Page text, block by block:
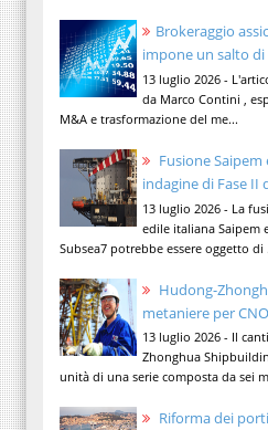
Brokeraggio
impone un salto
13 luglio 2026 -
da Marco Contini ,
M&A e trasformazione del me...
Fusione Saipem
indagine di Fase II
13 luglio 2026 - La
edile italiana Saipem
Subsea7 potrebbe essere oggetto di
Hudong-
metaniere per
13 luglio 2026 - Il
Zhonghua
unità di una serie composta da sei
Riforma dei